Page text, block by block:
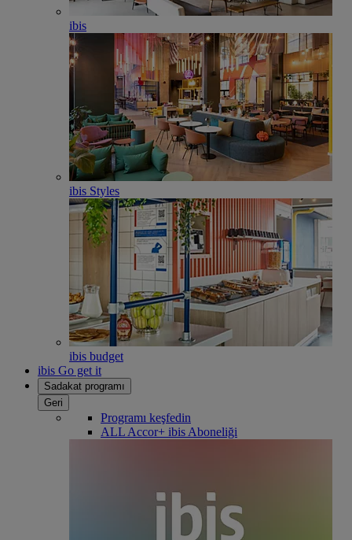
ibis
ibis Styles
ibis budget
ibis Go get it
Sadakat programı
Geri
Programı keşfedin
ALL Accor+ ibis Aboneliği